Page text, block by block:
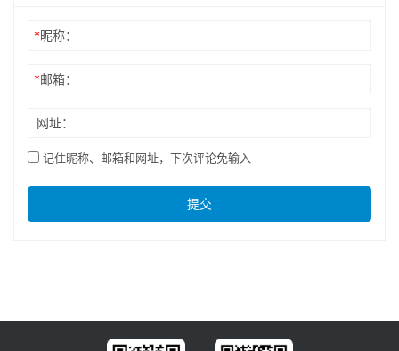
*昵称：
*邮箱：
网址：
记住昵称、邮箱和网址，下次评论免输入
提交